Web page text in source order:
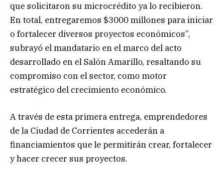
que solicitaron su microcrédito ya lo recibieron.
En total, entregaremos $3000 millones para iniciar
o fortalecer diversos proyectos económicos”,
subrayó el mandatario en el marco del acto
desarrollado en el Salón Amarillo, resaltando su
compromiso con el sector, como motor
estratégico del crecimiento económico.
A través de esta primera entrega, emprendedores
de la Ciudad de Corrientes accederán a
financiamientos que le permitirán crear, fortalecer
y hacer crecer sus proyectos.